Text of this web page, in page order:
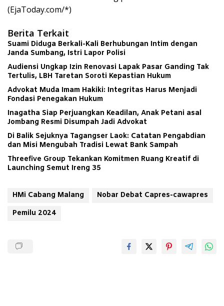
(EjaToday.com/*)
Berita Terkait
Suami Diduga Berkali-Kali Berhubungan Intim dengan
Janda Sumbang, Istri Lapor Polisi
Audiensi Ungkap Izin Renovasi Lapak Pasar Ganding Tak
Tertulis, LBH Taretan Soroti Kepastian Hukum
Advokat Muda Imam Hakiki: Integritas Harus Menjadi
Fondasi Penegakan Hukum
Inagatha Siap Perjuangkan Keadilan, Anak Petani asal
Jombang Resmi Disumpah Jadi Advokat
Di Balik Sejuknya Tagangser Laok: Catatan Pengabdian
dan Misi Mengubah Tradisi Lewat Bank Sampah
Threefive Group Tekankan Komitmen Ruang Kreatif di
Launching Semut Ireng 35
HMi Cabang Malang
Nobar Debat Capres-cawapres
Pemilu 2024